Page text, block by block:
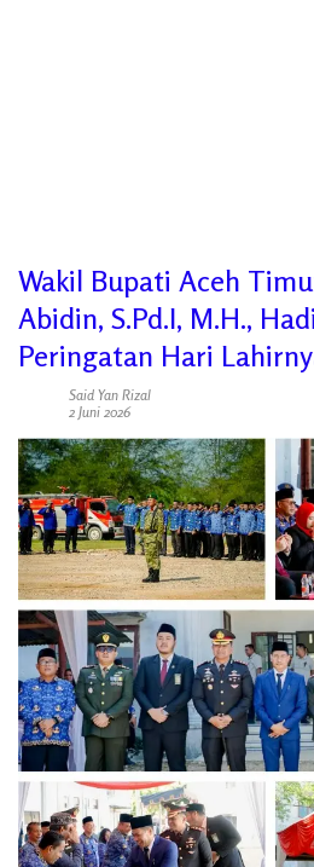
Wakil Bupati Aceh
Abidin, S.Pd.I, M.H.,
Peringatan Hari
Said Yan Rizal
2 Juni 2026